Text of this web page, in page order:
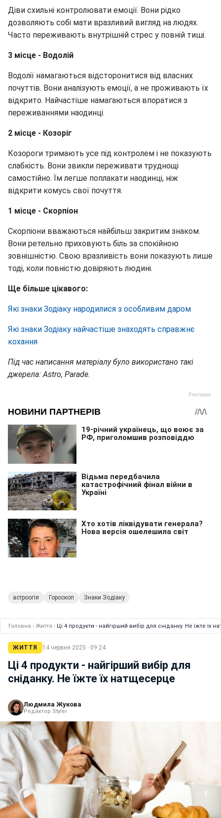
Діви схильні контролювати емоції. Вони рідко
дозволяють собі мати вразливий вигляд на людях.
Часто переживають внутрішній стрес у повній тиші.
3 місце - Водолій
Водолії намагаються відсторонитися від власних
почуттів. Вони аналізують емоції, а не проживають їх
відкрито. Найчастіше намагаються впоратися з
переживаннями наодинці.
2 місце - Козоріг
Козороги тримають усе під контролем і не показують
слабкість. Вони звикли переживати труднощі
самостійно. Їм легше поплакати наодинці, ніж
відкрити комусь свої почуття.
1 місце - Скорпіон
Скорпіони вважаються найбільш закритим знаком.
Вони ретельно приховують біль за спокійною
зовнішністю. Свою вразливість вони показують лише
тоді, коли повністю довіряють людині.
Ще більше цікавого:
Які знаки Зодіаку народилися з особливим даром
Які знаки Зодіаку найчастіше знаходять справжнє
кохання
Під час написання матеріалу було використано такі
джерела: Astro, Parade.
астроогія Гороскоп Знаки Зодіаку
Головна › Життя › Ці 4 продукти - найгірший вибір для сніданку. Не їжте їх
ЖИТТЯ 14 червня 2025 · 09:24
Ці 4 продукти - найгірший вибір для
сніданку. Не їжте їх натщесерце
Людмила Жукова
Редактор Styler